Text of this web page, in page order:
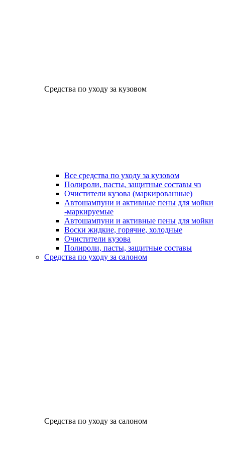
Средства по уходу за кузовом
Все средства по уходу за кузовом
Полироли, пасты, защитные составы чз
Очистители кузова (маркированные)
Автошампуни и активные пены для мойки
-маркируемые
Автошампуни и активные пены для мойки
Воски жидкие, горячие, холодные
Очистители кузова
Полироли, пасты, защитные составы
Средства по уходу за салоном
Средства по уходу за салоном